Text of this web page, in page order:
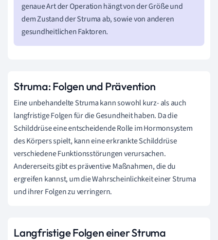
genaue Art der Operation hängt von der Größe und
dem Zustand der Struma ab, sowie von anderen
gesundheitlichen Faktoren.
Struma: Folgen und Prävention
Eine unbehandelte Struma kann sowohl kurz- als auch
langfristige Folgen für die Gesundheit haben. Da die
Schilddrüse eine entscheidende Rolle im Hormonsystem
des Körpers spielt, kann eine erkrankte Schilddrüse
verschiedene Funktionsstörungen verursachen.
Andererseits gibt es präventive Maßnahmen, die du
ergreifen kannst, um die Wahrscheinlichkeit einer Struma
und ihrer Folgen zu verringern.
Langfristige Folgen einer Struma